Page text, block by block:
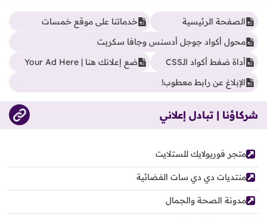
الصفحة الرئيسية
خدماتنا على موقع خمسات
محول أكواد جوجل أدسنس وجافا سكربت
أداة ضغط أكواد الـCSS
ضع إعلانك هنا | Your Ad Here
الإبلاغ عن رابط معطوب!
شركاؤنا | تبادل إعلاني
متجر فوريولايك للستلايت
منتديات دي دي سات الفضائية
مدونة الصحة والجمال